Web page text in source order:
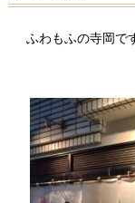
ふわもふの寺岡で